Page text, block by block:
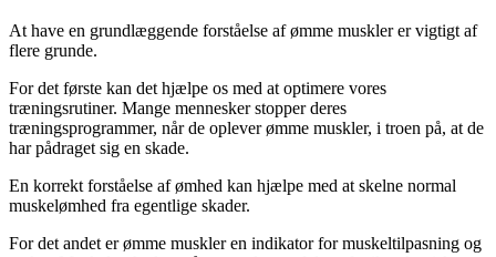
At have en grundlæggende forståelse af ømme muskler er vigtigt af
flere grunde.
For det første kan det hjælpe os med at optimere vores
træningsrutiner. Mange mennesker stopper deres
træningsprogrammer, når de oplever ømme muskler, i troen på, at de
har pådraget sig en skade.
En korrekt forståelse af ømhed kan hjælpe med at skelne normal
muskelømhed fra egentlige skader.
For det andet er ømme muskler en indikator for muskeltilpasning og